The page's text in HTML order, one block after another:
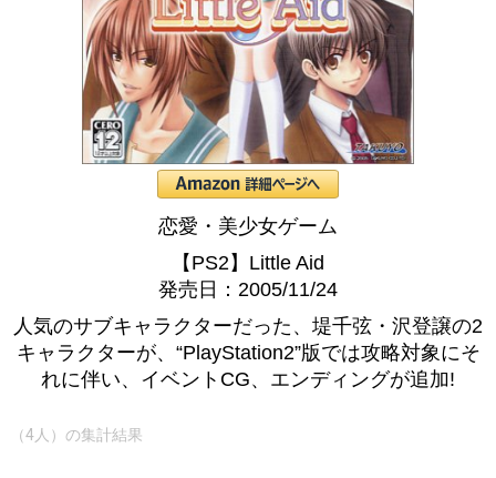
恋愛・美少女ゲーム
【PS2】Little Aid
発売日：2005/11/24
人気のサブキャラクターだった、堤千弦・沢登譲の2
キャラクターが、“PlayStation2”版では攻略対象にそ
れに伴い、イベントCG、エンディングが追加!
（4人）の集計結果